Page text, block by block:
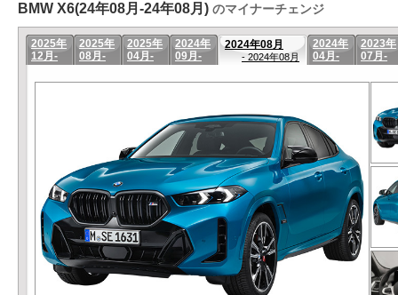
BMW X6(24年08月-24年08月) のマイナーチェンジ
2025年
12月-
2025年
08月-
2025年
04月-
2024年
09月-
2024年08月
- 2024年08月
2024年
04月-
2023年
07月-